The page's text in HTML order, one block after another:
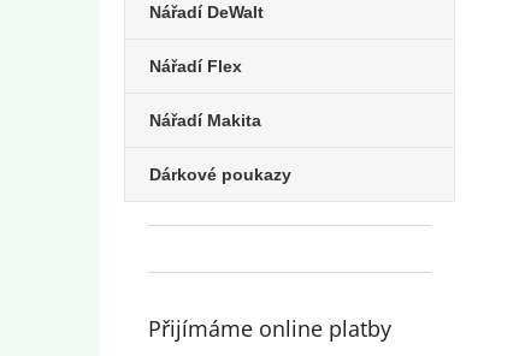
Nářadí DeWalt
Nářadí Flex
Nářadí Makita
Dárkové poukazy
Přijímáme online platby